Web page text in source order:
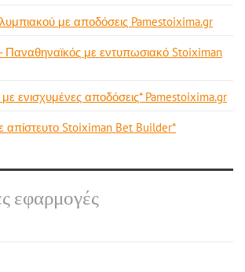
με αποδόσεις Pamestoixima.gr
με εντυπωσιακό Stoiximan
ενισχυμένες αποδόσεις* Pamestoixima.gr
απίστευτο Stoiximan Bet Builder*
εφαρμογές